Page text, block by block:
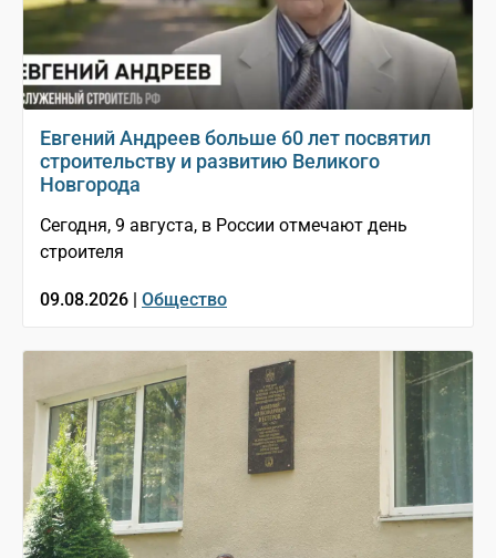
Евгений Андреев больше 60 лет посвятил
строительству и развитию Великого
Новгорода
Сегодня, 9 августа, в России отмечают день
строителя
09.08.2026 | Общество